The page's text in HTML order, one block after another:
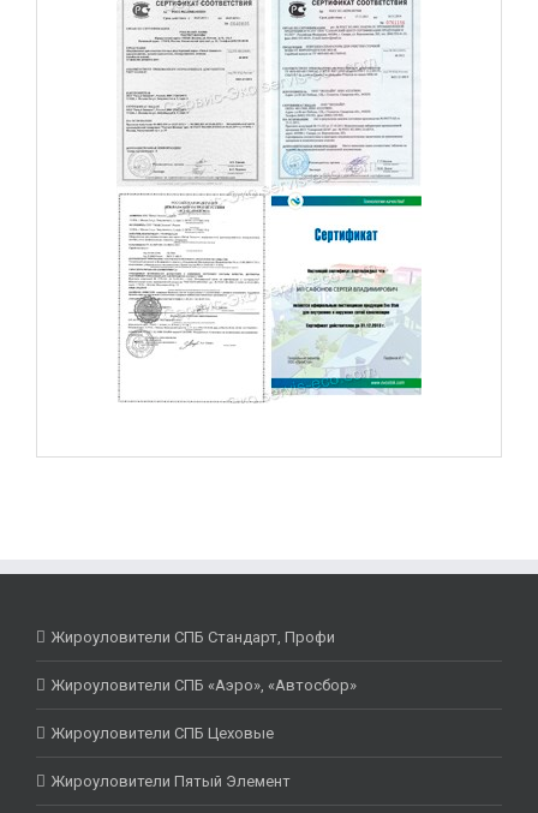
Жироуловители СПБ Стандарт, Профи
Жироуловители СПБ «Аэро», «Автосбор»
Жироуловители СПБ Цеховые
Жироуловители Пятый Элемент